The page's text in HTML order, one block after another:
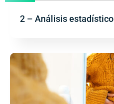
2 – Análisis estadístico